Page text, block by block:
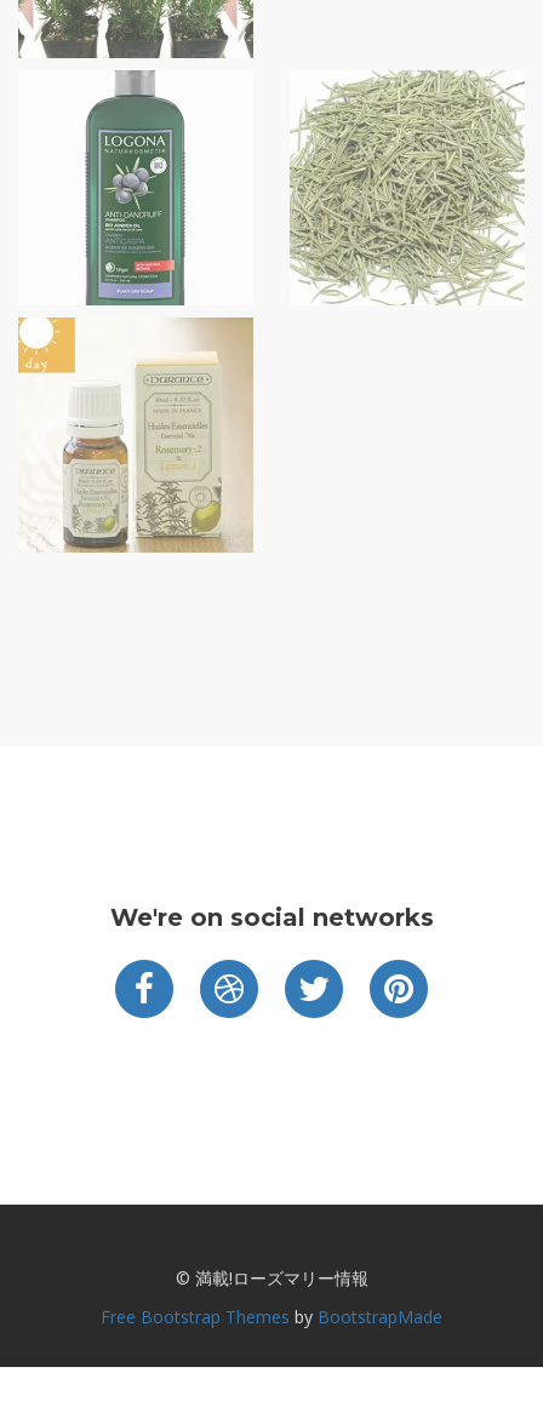
We're on social networks
© 満載!ローズマリー情報
Free Bootstrap Themes by BootstrapMade